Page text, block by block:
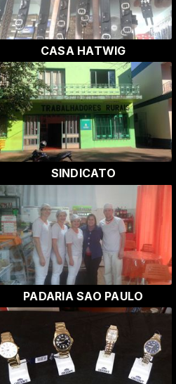
CASA HATWIG
SINDICATO
PADARIA SAO PAULO